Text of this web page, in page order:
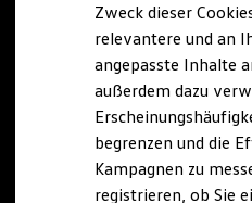
Kaufoptionen
E-Auto-
Software und
Die ID. Software
ID. Software
Digitale Extras
Schnittstellen
Hybridautos
Marke und Erlebnis
Volkswagen R und R
Zweck dieser
relevantere und an
angepasste Inhalte
außerdem dazu
begrenzen und die
Kampagnen zu
registrieren, ob Sie